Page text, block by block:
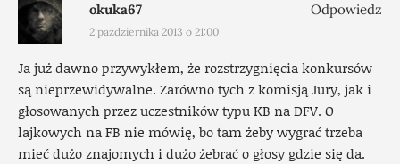
okuka67
2 października 2013 o 21:00
Ja już dawno przywykłem, że rozstrzygnięcia konkursów
są nieprzewidywalne. Zarówno tych z komisją Jury, jak i
głosowanych przez uczestników typu KB na DFV. O
lajkowych na FB nie mówię, bo tam żeby wygrać trzeba
mieć dużo znajomych i dużo żebrać o głosy gdzie się da.
Odpowiedz